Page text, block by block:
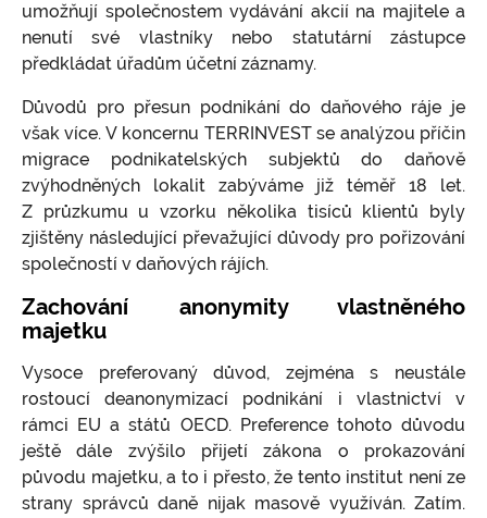
umožňují společnostem vydávání akcií na majitele a
nenutí své vlastníky nebo statutární zástupce
předkládat úřadům účetní záznamy.
Důvodů pro přesun podnikání do daňového ráje je
však více. V koncernu TERRINVEST se analýzou příčin
migrace podnikatelských subjektů do daňově
zvýhodněných lokalit zabýváme již téměř 18 let.
Z průzkumu u vzorku několika tisíců klientů byly
zjištěny následující převažující důvody pro pořizování
společností v daňových rájích.
Zachování anonymity vlastněného
majetku
Vysoce preferovaný důvod, zejména s neustále
rostoucí deanonymizací podnikání i vlastnictví v
rámci EU a států OECD. Preference tohoto důvodu
ještě dále zvýšilo přijetí zákona o prokazování
původu majetku, a to i přesto, že tento institut není ze
strany správců daně nijak masově využíván. Zatím.